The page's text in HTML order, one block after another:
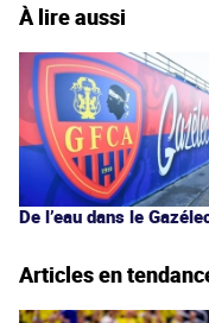
À lire aussi
De l’eau dans le
Articles en